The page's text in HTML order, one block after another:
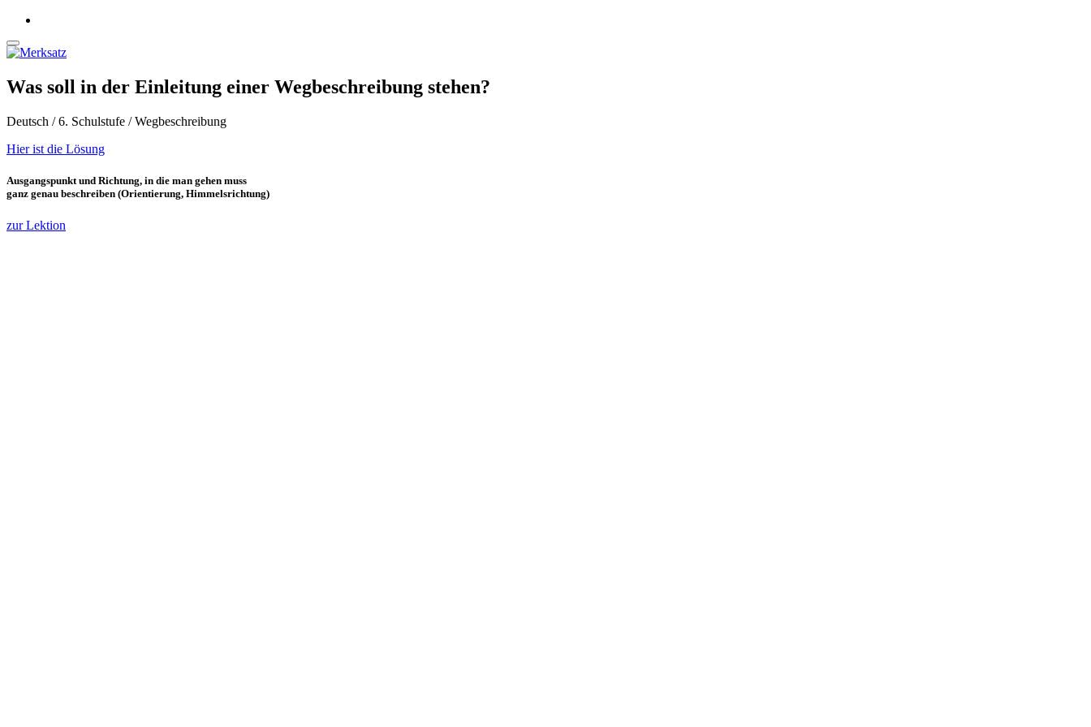
Was soll in der Einleitung einer Wegbeschreibung stehen?
Deutsch / 6. Schulstufe / Wegbeschreibung
Hier ist die Lösung
Ausgangspunkt und Richtung, in die man gehen muss
ganz genau beschreiben (Orientierung, Himmelsrichtung)
zur Lektion